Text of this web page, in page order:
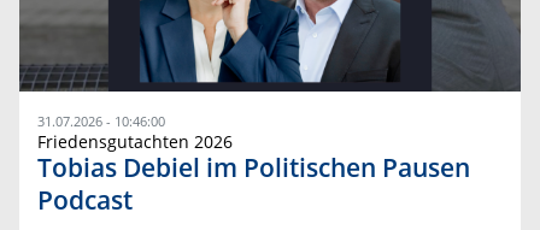
31.07.2026 - 10:46:00
Friedensgutachten 2026
Tobias Debiel im Politischen Pausen
Podcast